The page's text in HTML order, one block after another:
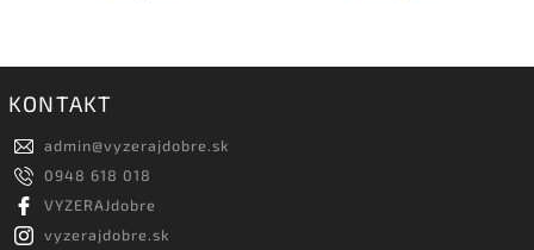
KONTAKT
admin@vyzerajdobre.sk
0948 618 018
VYZERAJdobre
vyzerajdobre.sk